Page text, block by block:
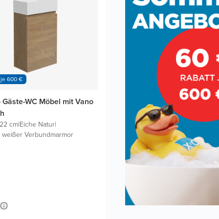
600 €
WC Möbel mit Vano
cm|Eiche Natur|
Verbundmarmor